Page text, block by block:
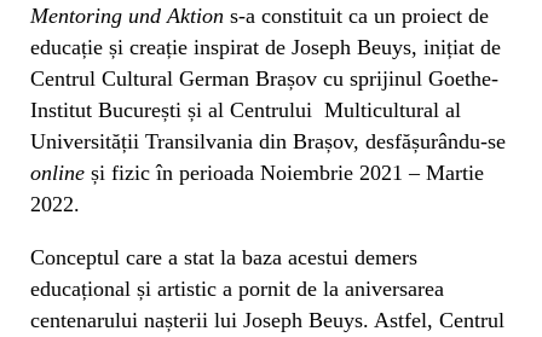
Mentoring und Aktion s-a constituit ca un proiect de
educație și creație inspirat de Joseph Beuys, inițiat de
Centrul Cultural German Brașov cu sprijinul Goethe-
Institut București și al Centrului Multicultural al
Universității Transilvania din Brașov, desfășurându-se
online și fizic în perioada Noiembrie 2021 – Martie
2022.
Conceptul care a stat la baza acestui demers
educațional și artistic a pornit de la aniversarea
centenarului nașterii lui Joseph Beuys. Astfel, Centrul